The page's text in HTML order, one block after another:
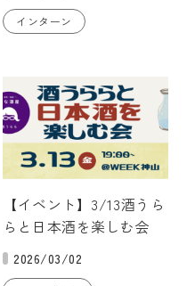
インターン
【イベント】3/13酒うら
らと日本酒を楽しむ会
2026/03/02